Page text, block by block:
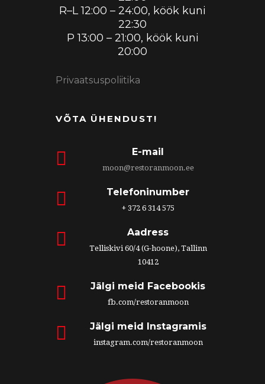
R–L 12:00 – 24:00, köök kuni
22:30
P 13:00 – 21:00, köök kuni
20:00
Privaatsuspoliitika
VÕTA ÜHENDUST!
E-mail
moon@restoranmoon.ee
Telefoninumber
+ 372 6 314 575
Aadress
Telliskivi 60/4 (G-hoone), Tallinn
10412
Jälgi meid Facebookis
fb.com/restoranmoon
Jälgi meid Instagramis
instagram.com/restoranmoon